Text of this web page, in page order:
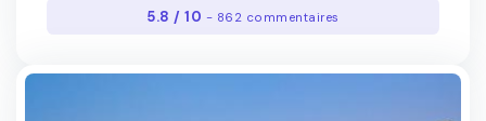
5.8 / 10 - 862 commentaires